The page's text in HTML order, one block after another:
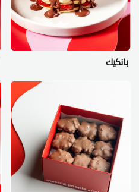
بانكيك